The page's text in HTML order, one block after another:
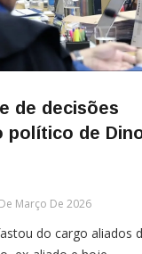
de decisões
político de
Março De 2026
do cargo aliados